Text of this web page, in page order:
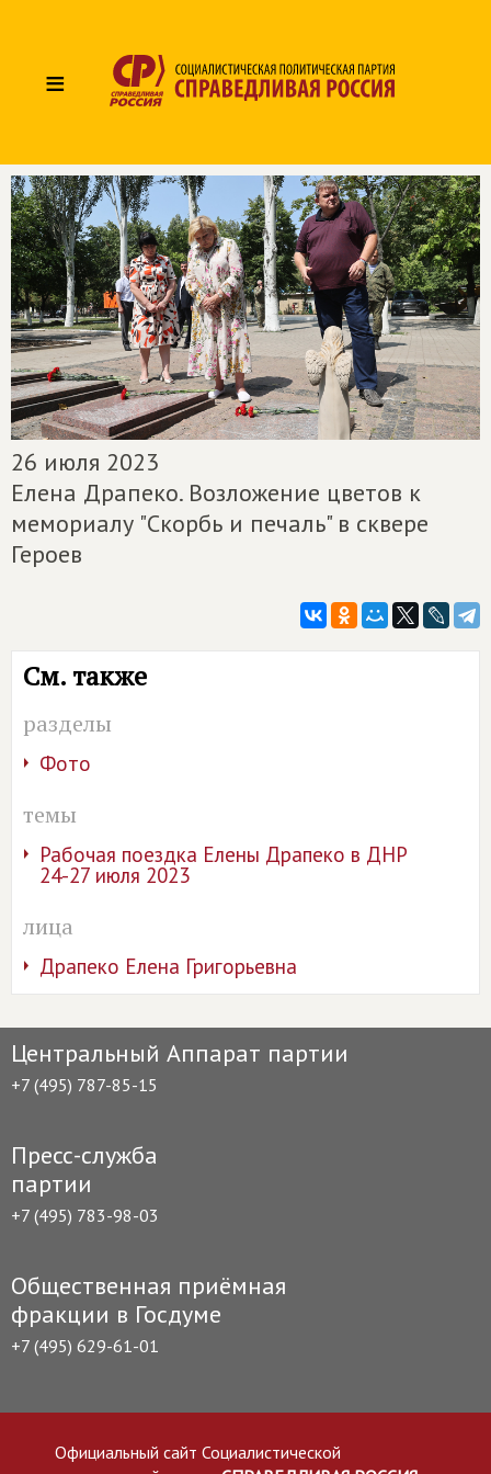
≡
26 июля 2023
Елена Драпеко. Возложение цветов к
мемориалу "Скорбь и печаль" в сквере
Героев
См. также
разделы
Фото
темы
Рабочая поездка Елены Драпеко в ДНР
24-27 июля 2023
лица
Драпеко Елена Григорьевна
Центральный Аппарат партии
+7 (495) 787-85-15
Пресс-служба
партии
+7 (495) 783-98-03
Общественная приёмная
фракции в Госдуме
+7 (495) 629-61-01
Официальный сайт Социалистической